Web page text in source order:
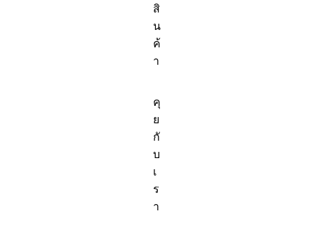
สิ
น
ค้
า
คุ
ย
กั
บ
เ
ร
า